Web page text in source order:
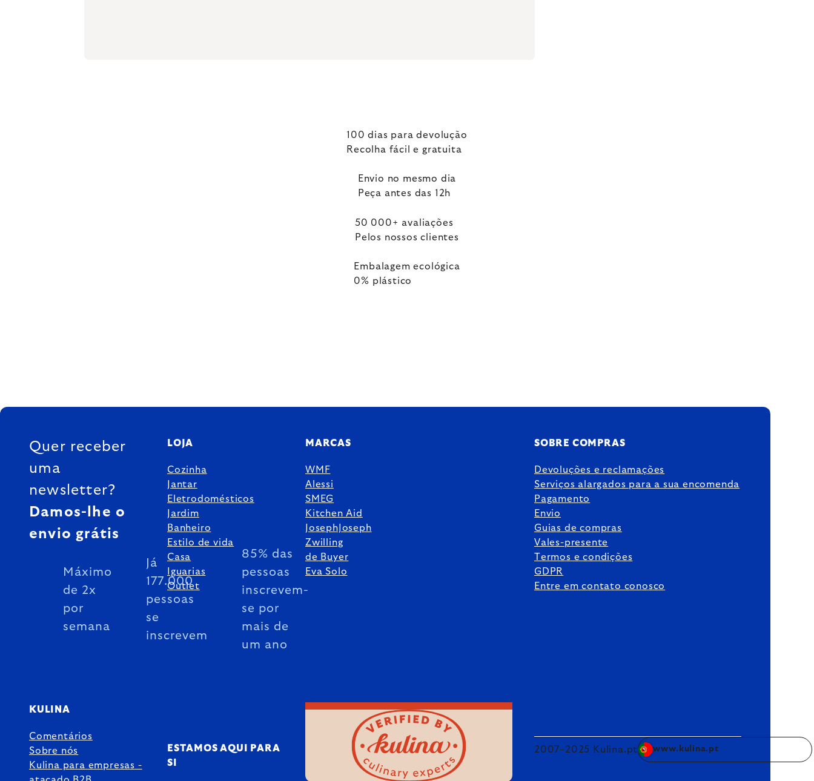
100 dias para devolução
Recolha fácil e gratuita
Envio no mesmo dia
Peça antes das 12h
50 000+ avaliações
Pelos nossos clientes
Embalagem ecológica
0% plástico
FOOTER
Quer receber
uma
newsletter?
Damos-lhe o
envio grátis
Máximo
de 2x
por
semana
Já
177.000
pessoas
se
inscrevem
85% das
pessoas
inscrevem-
se por
mais de
um ano
LOJA
Cozinha
Jantar
Eletrodomésticos
Jardim
Banheiro
Estilo de vida
Casa
Iguarias
Outlet
MARCAS
WMF
Alessi
SMEG
Kitchen Aid
JosephJoseph
Zwilling
de Buyer
Eva Solo
SOBRE COMPRAS
Devoluções e reclamações
Serviços alargados para a sua encomenda
Pagamento
Envio
Guias de compras
Vales-presente
Termos e condições
GDPR
Entre em contato conosco
KULINA
Comentários
Sobre nós
Kulina para empresas -
ESTAMOS AQUI PARA
SI
2007–2025 Kulina.pt www.kulina.pt